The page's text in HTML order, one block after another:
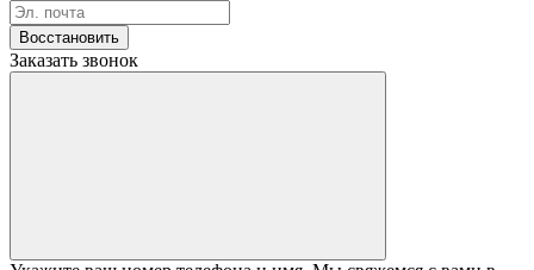
Восстановить
Заказать звонок